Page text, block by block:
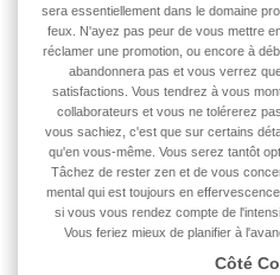
sera essentiellement dans le domaine
feux. N'ayez pas peur de vous mettre
réclamer une promotion, ou encore à
abandonnera pas et vous verrez
satisfactions. Vous tendrez à vous
collaborateurs et vous ne tolérerez
vous sachiez, c'est que sur certains
qu'en vous-même. Vous serez tantôt
Tâchez de rester zen et de vous
mental qui est toujours en
si vous vous rendez compte de
Vous feriez mieux de planifier à
Côté